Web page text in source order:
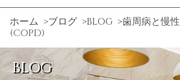
ホーム >ブログ >BLOG >歯周病と慢
(COPD)
BLOG